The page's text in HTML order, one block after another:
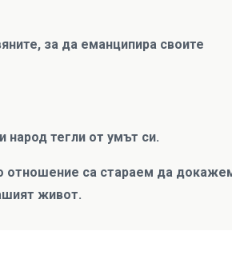
за да еманципира своите
тегли от умът си.
отношение са стараем да
живот.